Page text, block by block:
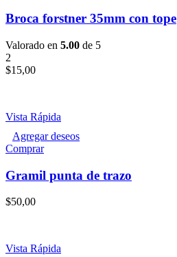
Broca forstner 35mm con tope
Valorado en 5.00 de 5
2
$15,00
Vista Rápida
Agregar deseos
Comprar
Gramil punta de trazo
$50,00
Vista Rápida